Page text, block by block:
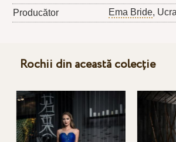
Producător
Ema Bride,
Rochii din această colecție